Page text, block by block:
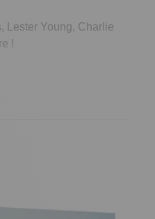
Lester Young, Charlie
!